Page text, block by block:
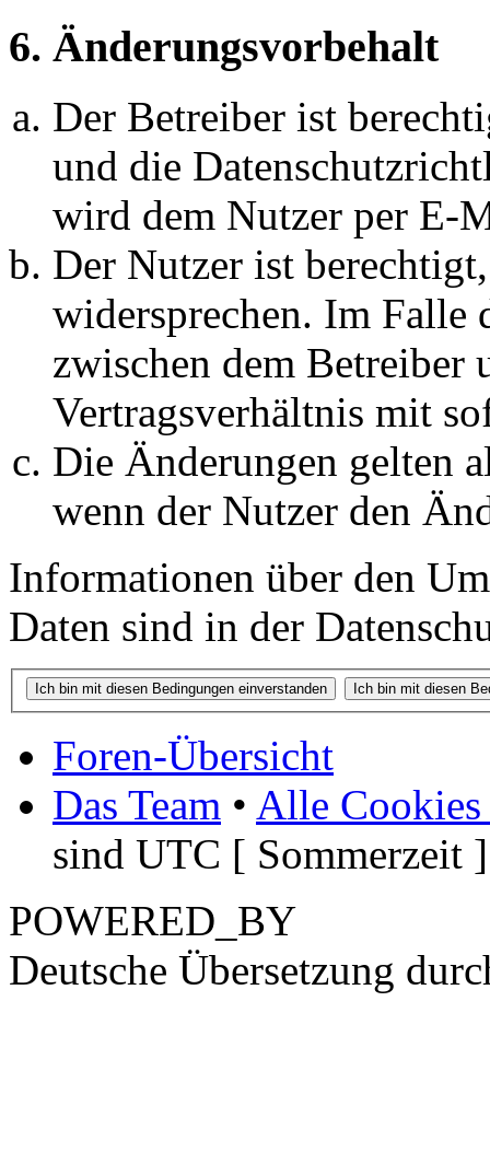
6. Änderungsvorbehalt
Der Betreiber ist
und die
wird dem Nutzer per E-
Der Nutzer ist
widersprechen. Im Falle
zwischen dem Betreiber
Vertragsverhältnis mit
Die Änderungen gelten
wenn der Nutzer den
Informationen über den
Daten sind in der
Foren-Übersicht
Das Team • Alle Cookies
sind UTC [ Sommerzeit ]
POWERED_BY
Deutsche Übersetzung